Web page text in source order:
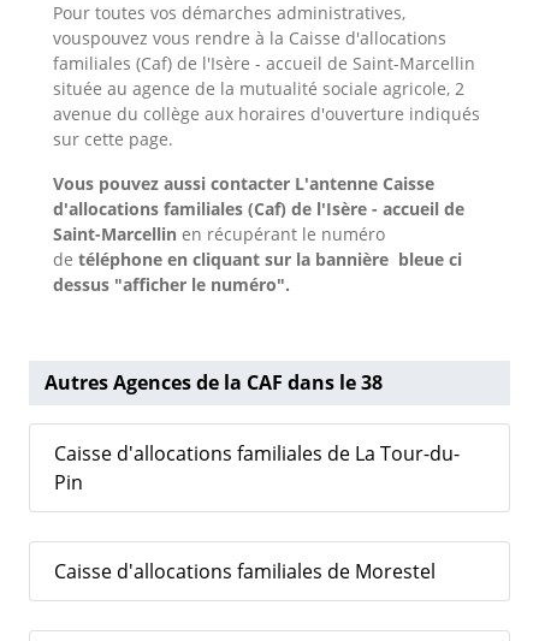
Pour toutes vos démarches administratives,
vouspouvez vous rendre à la Caisse d'allocations
familiales (Caf) de l'Isère - accueil de Saint-Marcellin
située au agence de la mutualité sociale agricole, 2
avenue du collège aux horaires d'ouverture indiqués
sur cette page.
Vous pouvez aussi contacter L'antenne Caisse
d'allocations familiales (Caf) de l'Isère - accueil de
Saint-Marcellin en récupérant le numéro
de téléphone en cliquant sur la bannière bleue ci
dessus "afficher le numéro".
Autres Agences de la CAF dans le 38
Caisse d'allocations familiales de La Tour-du-
Pin
Caisse d'allocations familiales de Morestel